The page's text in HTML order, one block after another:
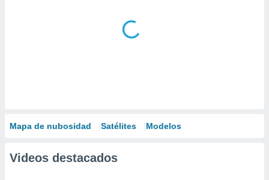
Mapa de nubosidad Satélites Modelos
Videos destacados